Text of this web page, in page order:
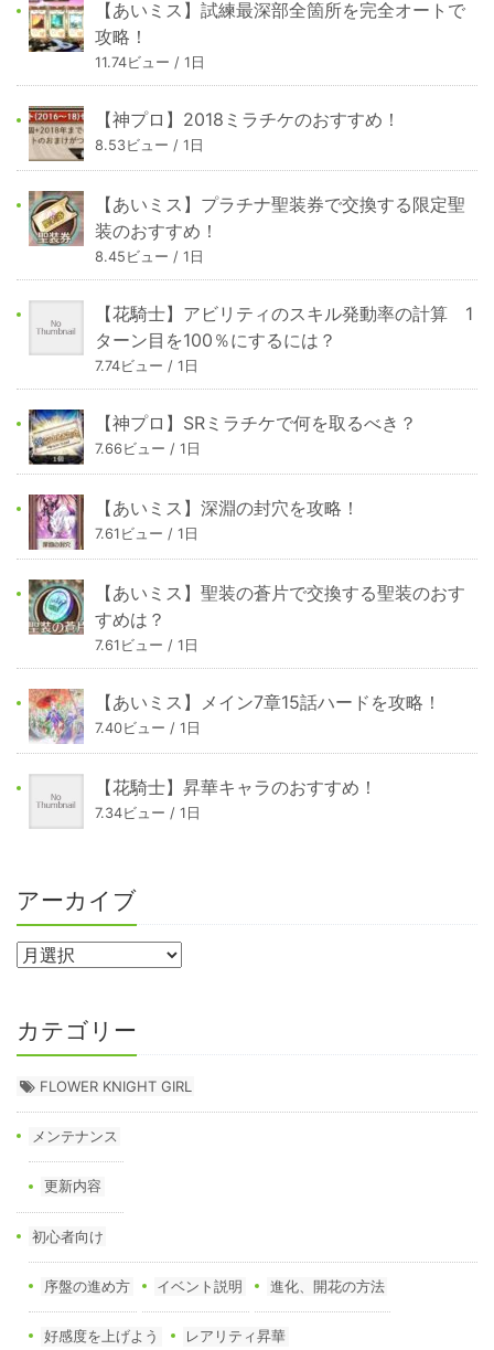
【あいミス】試練最深部全箇所を完全オートで
攻略！
11.74ビュー / 1日
【神プロ】2018ミラチケのおすすめ！
8.53ビュー / 1日
【あいミス】プラチナ聖装券で交換する限定聖
装のおすすめ！
8.45ビュー / 1日
【花騎士】アビリティのスキル発動率の計算 1
ターン目を100％にするには？
7.74ビュー / 1日
【神プロ】SRミラチケで何を取るべき？
7.66ビュー / 1日
【あいミス】深淵の封穴を攻略！
7.61ビュー / 1日
【あいミス】聖装の蒼片で交換する聖装のおす
すめは？
7.61ビュー / 1日
【あいミス】メイン7章15話ハードを攻略！
7.40ビュー / 1日
【花騎士】昇華キャラのおすすめ！
7.34ビュー / 1日
アーカイブ
カテゴリー
FLOWER KNIGHT GIRL
メンテナンス
更新内容
初心者向け
序盤の進め方 イベント説明 進化、開花の方法
好感度を上げよう レアリティ昇華